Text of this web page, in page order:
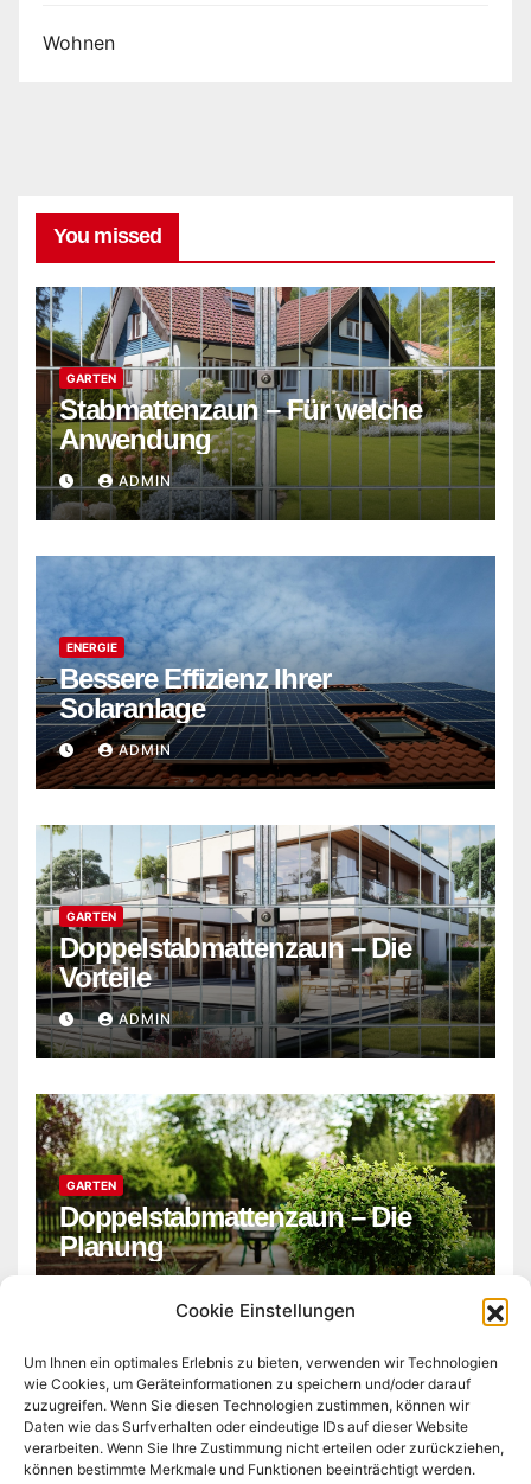
Cookie Einstellungen
Um Ihnen ein optimales Erlebnis zu bieten, verwenden wir Technologien
wie Cookies, um Geräteinformationen zu speichern und/oder darauf
zuzugreifen. Wenn Sie diesen Technologien zustimmen, können wir
Daten wie das Surfverhalten oder eindeutige IDs auf dieser Website
verarbeiten. Wenn Sie Ihre Zustimmung nicht erteilen oder zurückziehen,
können bestimmte Merkmale und Funktionen beeinträchtigt werden.
Wohnen
You missed
GARTEN
Stabmattenzaun – Für welche
Anwendung
ADMIN
ENERGIE
Bessere Effizienz Ihrer
Solaranlage
ADMIN
GARTEN
Doppelstabmattenzaun – Die
Vorteile
ADMIN
GARTEN
Doppelstabmattenzaun – Die
Planung